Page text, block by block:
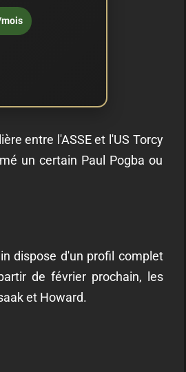
mois
entre l'ASSE et l'US Torcy
un certain Paul Pogba ou
dispose d'un profil complet
de février prochain, les
et Howard.